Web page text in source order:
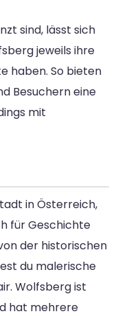
sind, lässt sich
jeweils ihre
haben. So bieten
Besuchern eine
mit
in Österreich,
für Geschichte
der historischen
du malerische
Wolfsberg ist
hat mehrere